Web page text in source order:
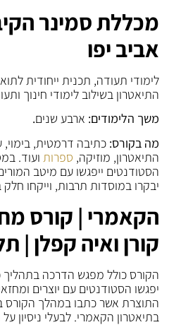
מכללת סמינר
אביב יפו
לימודי תעודה, תכנית ייחודית
התיאטרון בשילוב לימודי חינוך
משך הלימודים: ארבע שנים.
מה בקורס: כתיבה דרמטית, בימוי,
התיאטרון, מוזיקה, ספרות ועוד.
הסטודנטים ייפגשו עם מיטב
יבקרו במוסדות תרבות, וייקחו
הקאמרי | קורס
קורן ואיה קפלן |
הקורס כולל מפגש הדרכה
יפגשו הסטודנטים עם יוצרים
התוצרת אשר כתבו במהלך הקורס
בתיאטרון הקאמרי. לבעלי ניסיון